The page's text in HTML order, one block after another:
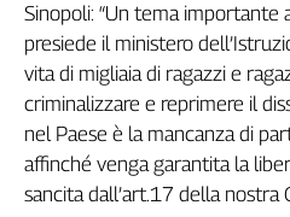
Territori
Abruzzo-
Molise
Adige
Basilicata
Calabria
Sinopoli: “Un tema importante
presiede il ministero
vita di migliaia di ragazzi e
criminalizzare e reprimere il
nel Paese è la mancanza di
affinché venga garantita la
sancita dall’art.17 della nostra